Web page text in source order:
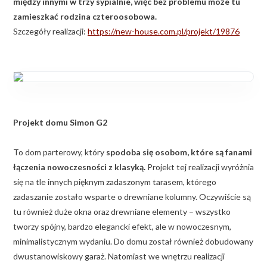
zamieszkać rodzina czteroosobowa.
Szczegóły realizacji: https://new-house.com.pl/projekt/19876
Projekt domu Simon G2
To dom parterowy, który spodoba się osobom, które są fanami
łączenia nowoczesności z klasyką. Projekt tej realizacji wyróżnia
się na tle innych pięknym zadaszonym tarasem, którego
zadaszanie zostało wsparte o drewniane kolumny. Oczywiście są
tu również duże okna oraz drewniane elementy – wszystko
tworzy spójny, bardzo elegancki efekt, ale w nowoczesnym,
minimalistycznym wydaniu. Do domu został również dobudowany
dwustanowiskowy garaż. Natomiast we wnętrzu realizacji